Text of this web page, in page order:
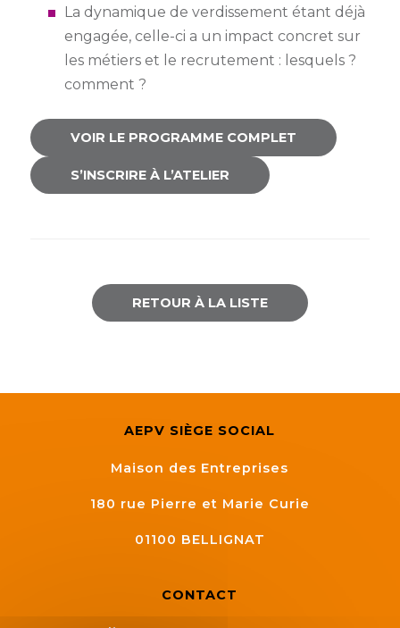
Projets
collaboratifs
Agenda
La dynamique de verdissement étant déjà
engagée, celle-ci a un impact concret sur
les métiers et le recrutement : lesquels ?
comment ?
VOIR LE PROGRAMME COMPLET
S’INSCRIRE À L’ATELIER
RETOUR À LA LISTE
AEPV SIÈGE SOCIAL
Maison des Entreprises
180 rue Pierre et Marie Curie
01100 BELLIGNAT
CONTACT